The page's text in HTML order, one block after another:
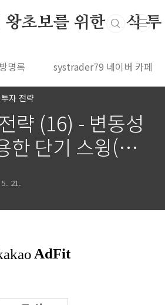
초보를 위한 주식 투
방명록 systrader79 네이버 카페
자 전략
략 (16) - 변동성
한 단기 스윙(단
21.